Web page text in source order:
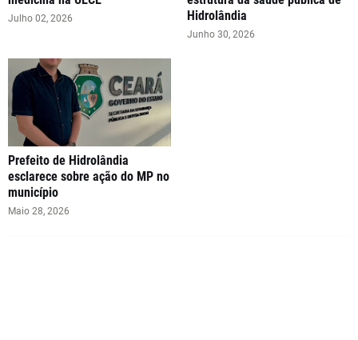
Julho 02, 2026
Hidrolândia
Junho 30, 2026
Prefeito de Hidrolândia
esclarece sobre ação do MP no
município
Maio 28, 2026